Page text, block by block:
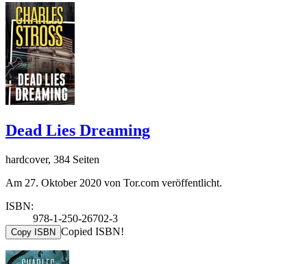
Dead Lies Dreaming
hardcover, 384 Seiten
Am 27. Oktober 2020 von Tor.com veröffentlicht.
ISBN:
978-1-250-26702-3
Copy ISBN Copied ISBN!